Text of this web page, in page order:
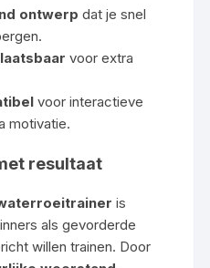
ontwerp dat je snel
voor extra
voor interactieve
motivatie.
resultaat
is
als gevorderde
willen trainen. Door